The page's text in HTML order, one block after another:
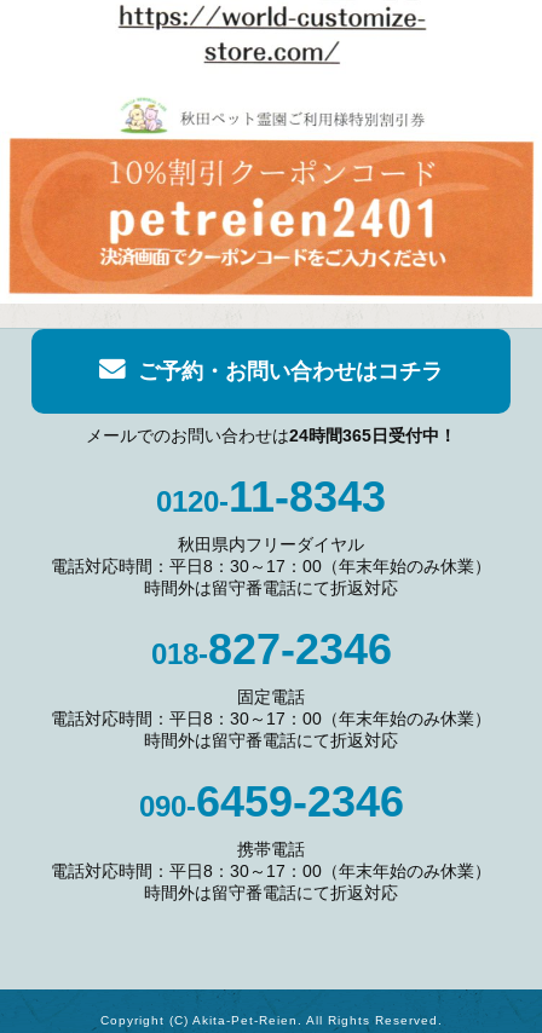
ご予約・お問い合わせはコチラ
メールでのお問い合わせは24時間365日受付中！
0120-11-8343
秋田県内フリーダイヤル
電話対応時間：平日8：30～17：00（年末年始のみ休業）
時間外は留守番電話にて折返対応
018-827-2346
固定電話
電話対応時間：平日8：30～17：00（年末年始のみ休業）
時間外は留守番電話にて折返対応
090-6459-2346
携帯電話
電話対応時間：平日8：30～17：00（年末年始のみ休業）
時間外は留守番電話にて折返対応
Copyright (C) Akita-Pet-Reien. All Rights Reserved.